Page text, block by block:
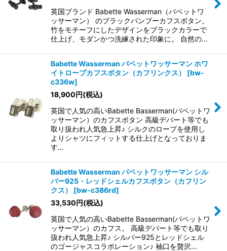
英国ブランド Babette Wasserman（バベットワ
ッサーマン） のブラックバンブーカフスボタン。
竹をモチーフにしたデザインをブラックカラーで
仕上げ、モダンかつ洗練された印象に。 自然の…
Babette Wasserman バベットワッサーマン ホワ
イトロープカフスボタン（カフリンクス）
[bw-
c336w]
18,900円(税込)
英国で人気の高いBabette Basserman(バベットワ
ッサーマン）のカフスボタン 高級デパート等でも
取り扱われ人気急上昇♪ シルクのロープを使用し
よりシャツにフィットする仕上げとなっておりま
す…
Babette Wasserman バベットワッサーマン シル
バー925・レッドシェルカフスボタン（カフリン
クス）
[bw-c386rd]
33,530円(税込)
英国で人気の高いBabette Basserman(バベットワ
ッサーマン）のカフス。 高級デパート等でも取り
扱われ人気急上昇♪ シルバー925とレッドシェル
のゴージャスコラボレーション♪ 袖口を贅沢…